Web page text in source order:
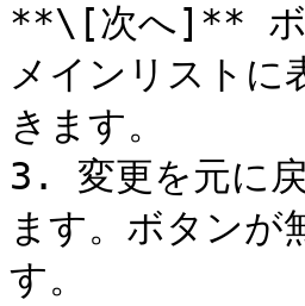
**\[次へ]** ボ
メインリストに
きます。
3. 変更を元に
ます。ボタンが
す。